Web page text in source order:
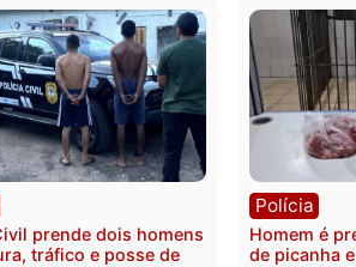
de Pimenta Bueno
06/08/2026 às 18:20